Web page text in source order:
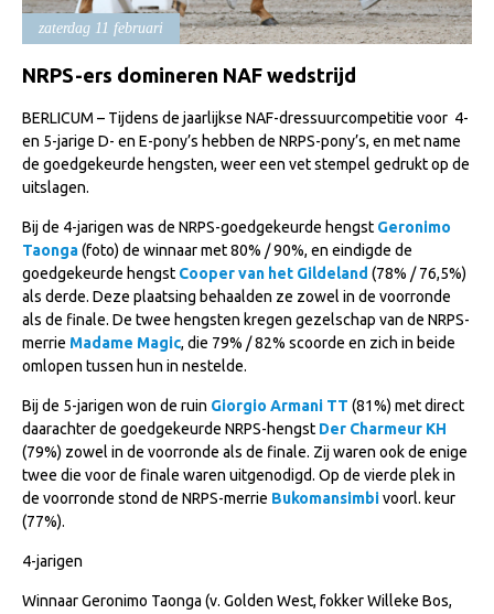
Import registratie
Informatie overschrijven paspoort
Formulier overschrijven op naam
Gids voor Goede Praktijken
Marktplaats
Tarievenlijst
Veel gestelde vragen
Webshop
Evenementen
NRPS Select Sale
Regionale Keuringen
zaterdag 11 februari
NRPS-ers domineren NAF wedstrijd
BERLICUM – Tijdens de jaarlijkse NAF-dressuurcompetitie voor 4-
en 5-jarige D- en E-pony’s hebben de NRPS-pony’s, en met name
de goedgekeurde hengsten, weer een vet stempel gedrukt op de
uitslagen.
Bij de 4-jarigen was de NRPS-goedgekeurde hengst Geronimo
Taonga(foto) de winnaar met 80% / 90%, en eindigde de
goedgekeurde hengst Cooper van het Gildeland (78% / 76,5%)
als derde. Deze plaatsing behaalden ze zowel in de voorronde
als de finale. De twee hengsten kregen gezelschap van de NRPS-
merrie Madame Magic, die 79% / 82% scoorde en zich in beide
omlopen tussen hun in nestelde.
Bij de 5-jarigen won de ruin Giorgio Armani TT (81%) met direct
daarachter de goedgekeurde NRPS-hengst Der Charmeur KH
(79%) zowel in de voorronde als de finale. Zij waren ook de enige
twee die voor de finale waren uitgenodigd. Op de vierde plek in
de voorronde stond de NRPS-merrie Bukomansimbivoorl. keur
(77%).
4-jarigen
Winnaar Geronimo Taonga (v. Golden West, fokker Willeke Bos,